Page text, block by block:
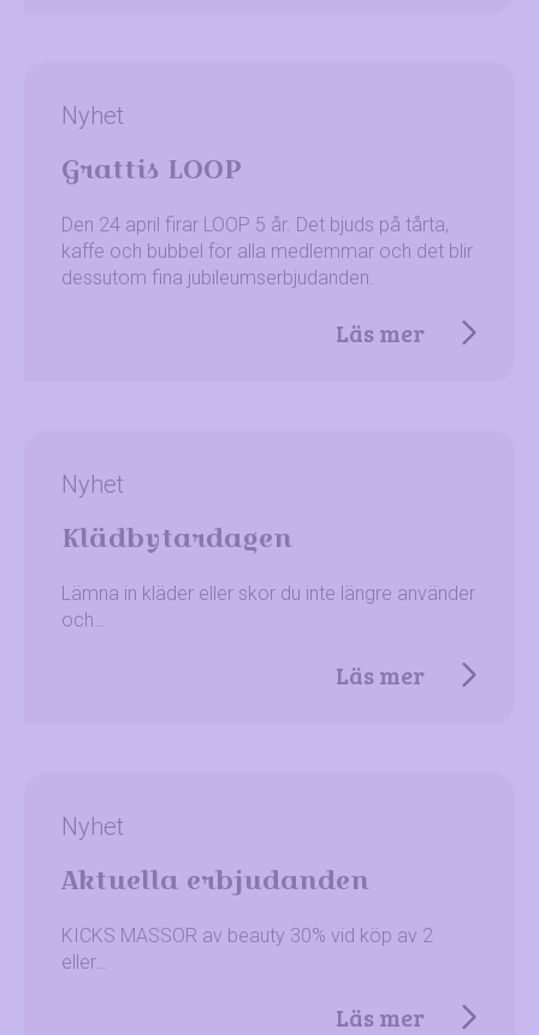
Nyhet
Grattis LOOP
Den 24 april firar LOOP 5 år. Det bjuds på tårta,
kaffe och bubbel för alla medlemmar och det blir
dessutom fina jubileumserbjudanden.
Läs mer
Nyhet
Klädbytardagen
Lämna in kläder eller skor du inte längre använder
och…
Läs mer
Nyhet
Aktuella erbjudanden
KICKS MASSOR av beauty 30% vid köp av 2
eller…
Läs mer